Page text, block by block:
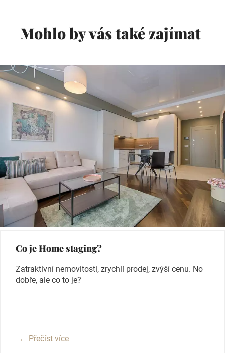
Mohlo by vás také zajímat
Co je Home staging?
Zatraktivní nemovitosti, zrychlí prodej, zvýší cenu. No
dobře, ale co to je?
Přečíst více